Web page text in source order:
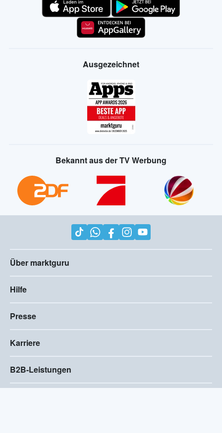
Ausgezeichnet
Bekannt aus der TV Werbung
Über marktguru
Hilfe
Presse
Karriere
B2B-Leistungen